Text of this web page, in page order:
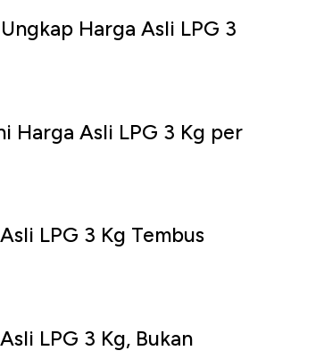
Harga Asli LPG 3
Harga Asli LPG 3 Kg per
LPG 3 Kg Tembus
LPG 3 Kg, Bukan